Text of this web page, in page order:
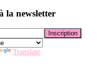
la newsletter
Translate